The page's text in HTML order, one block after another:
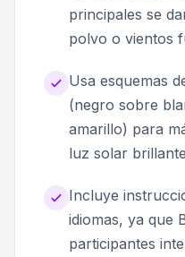
principales se
polvo o vientos
Usa esquemas
(negro sobre
amarillo) para
luz solar
Incluye
idiomas, ya que
participantes